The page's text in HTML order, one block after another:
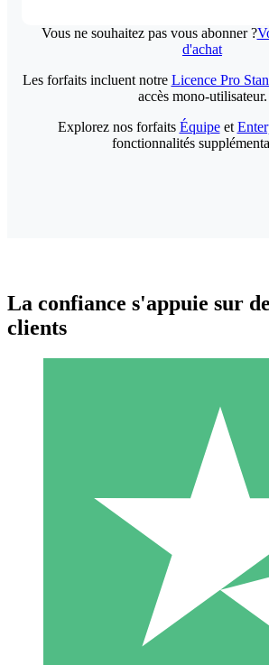
Vous ne souhaitez pas vous abonner ?
d'achat
Packs de Crédits
Payez à l'utilisation avec des crédits de
1 Téléchargement
10 00
Les forfaits incluent notre Licence Pro
accès mono-utilisateur.
Explorez nos forfaits Équipeet
fonctionnalités
La confiance s'appuie sur
clients